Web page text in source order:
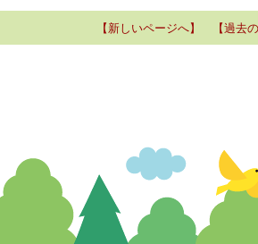
【新しいページへ】 【過去